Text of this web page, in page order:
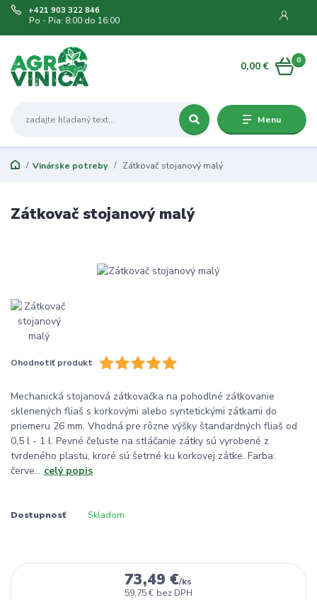
Menu
+421 903 322 846
Po - Pia: 8:00 do 16:00
0
0,00 €
Vinárske potreby Zátkovač stojanový malý
Zátkovač stojanový malý
Ohodnotiť produkt
Mechanická stojanová zátkovačka na pohodlné zátkovanie
sklenených fliaš s korkovými alebo syntetickými zátkami do
priemeru 26 mm. Vhodná pre rôzne výšky štandardných fliaš od
0,5 l - 1 l. Pevné čeľuste na stláčanie zátky sú vyrobené z
tvrdeného plastu, kroré sú šetrné ku korkovej zátke. Farba:
červe... celý popis
Dostupnosť Skladom
73,49 €/ks
59,75 € bez DPH